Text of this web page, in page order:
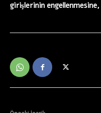
girişlerinin engellenmesine,